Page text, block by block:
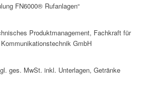
FN6000® Rufanlagen“
Produktmanagement, Fachkraft für
GmbH
ges. MwSt. inkl. Unterlagen, Getränke